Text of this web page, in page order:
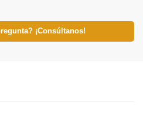
¡Consúltanos!